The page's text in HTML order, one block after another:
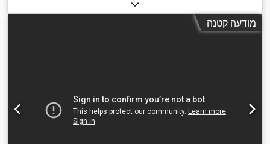
מודעה קטנה